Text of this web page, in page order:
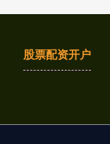
股票配资开户